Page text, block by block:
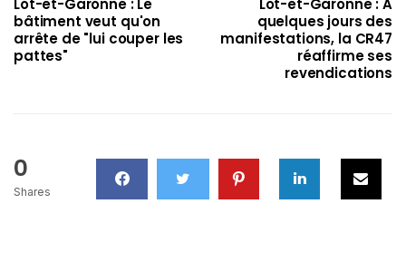
Lot-et-Garonne : Le
bâtiment veut qu'on
arrête de "lui couper les
pattes"
Lot-et-Garonne : A
quelques jours des
manifestations, la CR47
réaffirme ses
revendications
0
Shares